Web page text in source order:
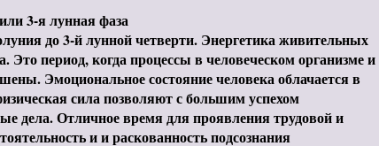
3-я лунная фаза
до 3-й лунной четверти. Энергетика живительных
Это период, когда процессы в человеческом организме и
Эмоциональное состояние человека облачается в
сила позволяют с большим успехом
дела. Отличное время для проявления трудовой и
и и раскованность подсознания